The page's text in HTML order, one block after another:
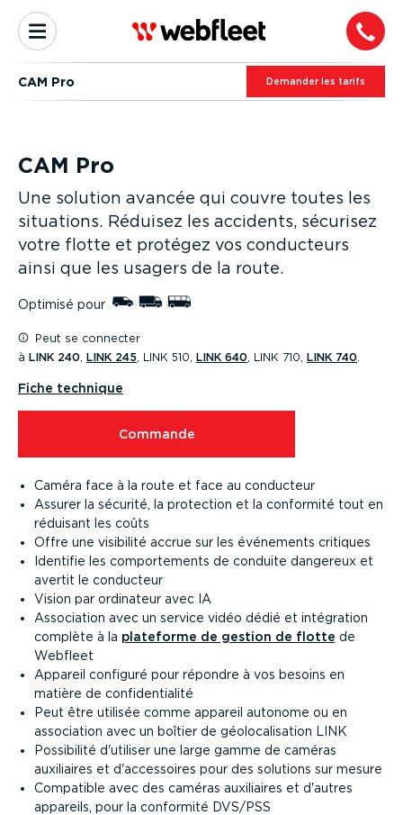
CAM Pro Demander les tarifs
CAM Pro
Une solution avancée qui couvre toutes les
situations. Réduisez les accidents, sécurisez
votre flotte et protégez vos conducteurs
ainsi que les usagers de la route.
Optimisé pour
Peut se connecter
à LINK 240 LINK 245 , LINK 510, LINK 640 , LINK 710, LINK 740
Caméra face à la route et face au conducteur
Assurer la sécurité, la protection et la conformité tout en
réduisant les coûts
Offre une visibilité accrue sur les événements critiques
Identifie les compor­te­ments de conduite dangereux et
avertit le conducteur
Vision par ordinateur avec IA
Association avec un service vidéo dédié et intégration
complète à la plateforme de gestion de flotte de
Webfleet
Appareil configuré pour répondre à vos besoins en
matière de confi­den­tialité
Peut être utilisée comme appareil autonome ou en
association avec un boîtier de géolo­ca­li­sation LINK
Possibilité d'utiliser une large gamme de caméras
auxiliaires et d'accessoires pour des solutions sur mesure
Compatible avec des caméras auxiliaires et d'autres
appareils, pour la conformité DVS/PSS
Fiche technique
Commande